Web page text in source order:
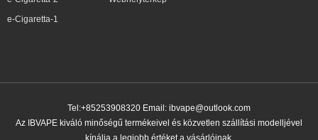
e-Cigaretta-1
Tel:+85253908320 Email: ibvape@outlook.com
Az IBVAPE kiváló minőségű termékeivel és közvetlen szállítási modelljével
kínálja a legjobb értéket a vásárlóinak.